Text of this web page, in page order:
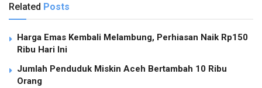
Related Posts
Harga Emas Kembali Melambung, Perhiasan Naik Rp150
Ribu Hari Ini
Jumlah Penduduk Miskin Aceh Bertambah 10 Ribu
Orang